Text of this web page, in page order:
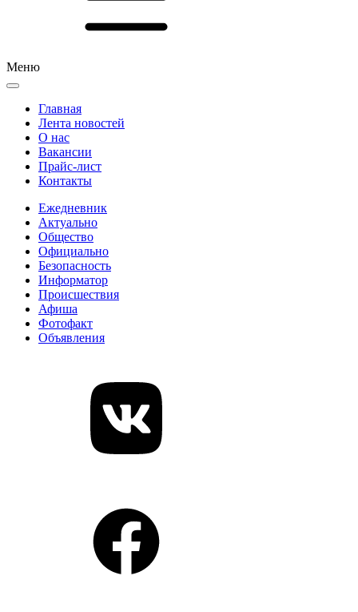
Меню
Главная
Лента новостей
О нас
Вакансии
Прайс-лист
Контакты
Ежедневник
Актуально
Общество
Официально
Безопасность
Информатор
Происшествия
Афиша
Фотофакт
Объявления